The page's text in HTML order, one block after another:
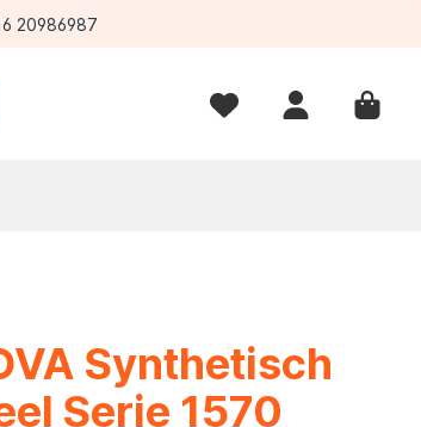
20986987
Synthetisch
Serie 1570